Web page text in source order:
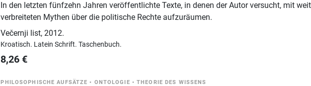
In den letzten fünfzehn Jahren veröffentlichte Texte, in denen der Autor versucht, mit weit
verbreiteten Mythen über die politische Rechte aufzuräumen.
Večernji list,2012.
Kroatisch. Latein Schrift.Taschenbuch.
8,26 €
PHILOSOPHISCHE AUFSÄTZE • ONTOLOGIE •THEORIE DES WISSENS